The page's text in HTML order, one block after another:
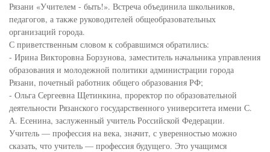
Рязани «Учителем - быть!». Встреча объединила школьников,
педагогов, а также руководителей общеобразовательных
организаций города.
С приветственным словом к собравшимся обратились:
- Ирина Викторовна Борзунова, заместитель начальника управления
образования и молодежной политики администрации города
Рязани, почетный работник общего образования РФ;
- Ольга Сергеевна Щетинкина, проректор по образовательной
деятельности Рязанского государственного университета имени С.
А. Есенина, заслуженный учитель Российской Федерации.
Учитель — профессия на века, значит, с уверенностью можно
сказать, что учитель — профессия будущего. Это учащимся